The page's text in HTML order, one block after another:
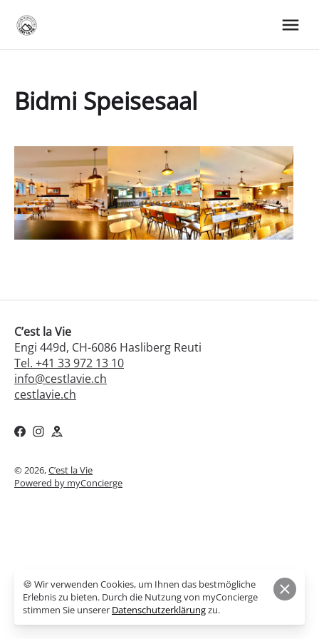
Bidmi Speisesaal
C’est la Vie
Engi 449d, CH-6086 Hasliberg Reuti
Tel. +41 33 972 13 10
info@cestlavie.ch
cestlavie.ch
© 2026,C’est la Vie
Powered by myConcierge
🍪 Wir verwenden Cookies, um Ihnen das bestmögliche
Erlebnis zu bieten. Durch die Nutzung von myConcierge
stimmen Sie unserer Datenschutzerklärungzu.